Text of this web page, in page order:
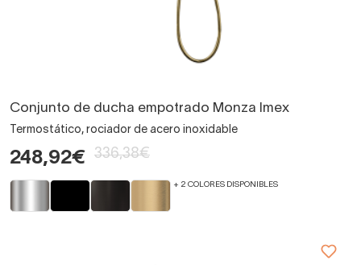
Conjunto de ducha empotrado Monza Imex
Termostático, rociador de acero inoxidable
248,92€ 336,38€
+ 2 COLORES DISPONIBLES